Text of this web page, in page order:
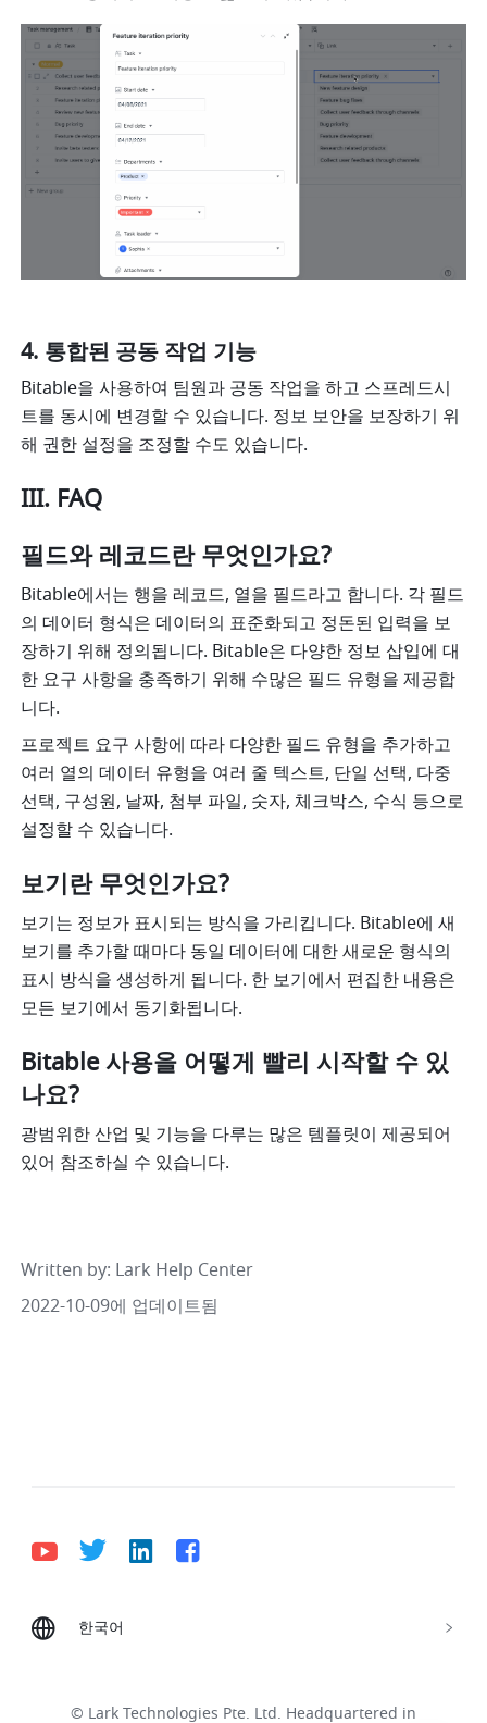
통합된 공동 작업 기능
Bitable을 사용하여 팀원과 공동 작업을 하고 스프레드시
트를 동시에 변경할 수 있습니다. 정보 보안을 보장하기 위
해 권한 설정을 조정할 수도 있습니다.
III. FAQ
필드와 레코드란 무엇인가요?
Bitable에서는 행을 레코드, 열을 필드라고 합니다. 각 필드
의 데이터 형식은 데이터의 표준화되고 정돈된 입력을 보
장하기 위해 정의됩니다. Bitable은 다양한 정보 삽입에 대
한 요구 사항을 충족하기 위해 수많은 필드 유형을 제공합
니다.
프로젝트 요구 사항에 따라 다양한 필드 유형을 추가하고
여러 열의 데이터 유형을 여러 줄 텍스트, 단일 선택, 다중
선택, 구성원, 날짜, 첨부 파일, 숫자, 체크박스, 수식 등으로
설정할 수 있습니다.
보기란 무엇인가요?
보기는 정보가 표시되는 방식을 가리킵니다. Bitable에 새
보기를 추가할 때마다 동일 데이터에 대한 새로운 형식의
표시 방식을 생성하게 됩니다. 한 보기에서 편집한 내용은
모든 보기에서 동기화됩니다.
Bitable 사용을 어떻게 빨리 시작할 수 있
나요?
광범위한 산업 및 기능을 다루는 많은 템플릿이 제공되어
있어 참조하실 수 있습니다.
Written by: Lark Help Center
2022-10-09에 업데이트됨
한국어
© Lark Technologies Pte. Ltd. Headquartered in